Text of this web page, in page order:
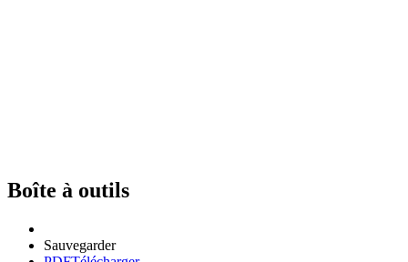
Boîte à outils
Sauvegarder